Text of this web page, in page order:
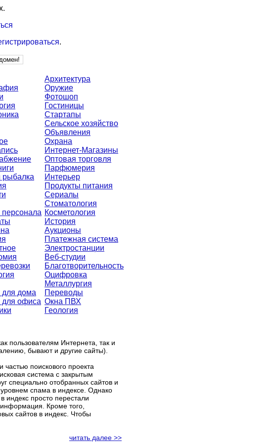
.
рыбалка
дома
офиса
Архитектура
Оружие
Фотошоп
Гостиницы
Стартапы
Сельское хозяйство
Объявления
Охрана
Интернет-Магазины
Оптовая торговля
Парфюмерия
Интерьер
Продукты питания
Сериалы
Стоматология
Косметология
История
Аукционы
Платежная система
Электростанции
Веб-студии
Благотворительность
Оцифровка
Металлургия
Переводы
Окна ПВХ
Геология
пользователям Интернета, так и
бывают и другие сайты).
поискового проекта
система с закрытым
специально отобранных сайтов и
спама в индексе. Однако
индекс просто перестали
Кроме того,
сайтов в индекс. Чтобы
читать далее >>